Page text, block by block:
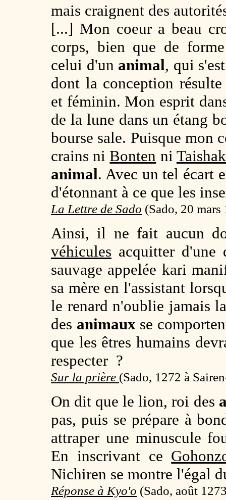
mais craignent des
[...] Mon coeur a beau
corps, bien que de
celui d'un animal, qui
dont la conception
et féminin. Mon esprit
de la lune dans un étang
bourse sale. Puisque mon
crains ni Bonten ni
animal. Avec un tel écart
d'étonnant à ce que les
La Lettre de Sado (Sado, 20
Ainsi, il ne fait aucun
véhicules acquitter d'une
sauvage appelée kari
sa mère en l'assistant
le renard n'oublie jamais
des animauxse
que les êtres humains
respecter ?
Sur la prière (Sado, 1272 à
On dit que le lion, roi des
pas, puis se prépare à
attraper une minuscule
En inscrivant ce
Nichiren se montre l'égal
Réponse à Kyo'o (Sado, août